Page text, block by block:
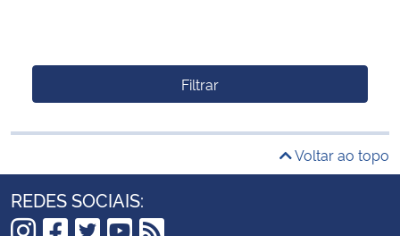
Filtrar
Voltar ao topo
REDES SOCIAIS: